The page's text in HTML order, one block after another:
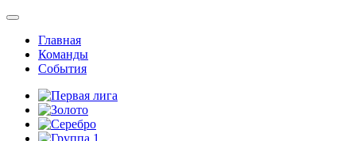
Главная
Команды
События